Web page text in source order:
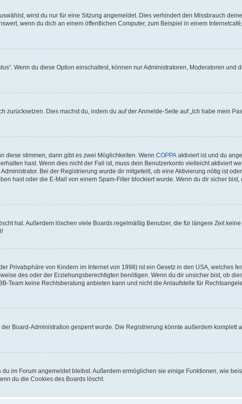
wirst du nur für eine Sitzung angemeldet. Dies verhindert den Missbrauch
wenn du dich an einem öffentlichen Computer, zum Beispiel in einem
Wenn du diese Option einschaltest, können nur Administratoren, Moderatoren und
Dies machst du, indem du auf der Anmelde-Seite auf „Ich habe mein
diese stimmen, dann gibt es zwei Möglichkeiten. Wenn COPPA aktiviert ist und du
hast. Wenn dies nicht der Fall ist, muss dein Benutzerkonto vielleicht aktiviert
Bei der Registrierung wurde dir mitgeteilt, ob eine Aktivierung nötig ist
hast oder die E-Mail von einem Spam-Filter blockiert wurde. Wenn du dir sicher
hat. Außerdem löschen viele Boards regelmäßig Benutzer, die für längere Zeit
Privatsphäre von Kindern im Internet von 1998) ist ein Gesetz in den USA, welches
des oder der Erziehungsberechtigten benötigen. Wenn du dir unsicher bist, ob
Team keine Rechtsberatung anbieten kann und nicht die Anlaufstelle für
Board-Administration gesperrt wurde. Die Registrierung könnte außerdem komplett
im Forum angemeldet bleibst. Außerdem ermöglichen sie einige Funktionen, wie
du die Cookies des Boards löscht.